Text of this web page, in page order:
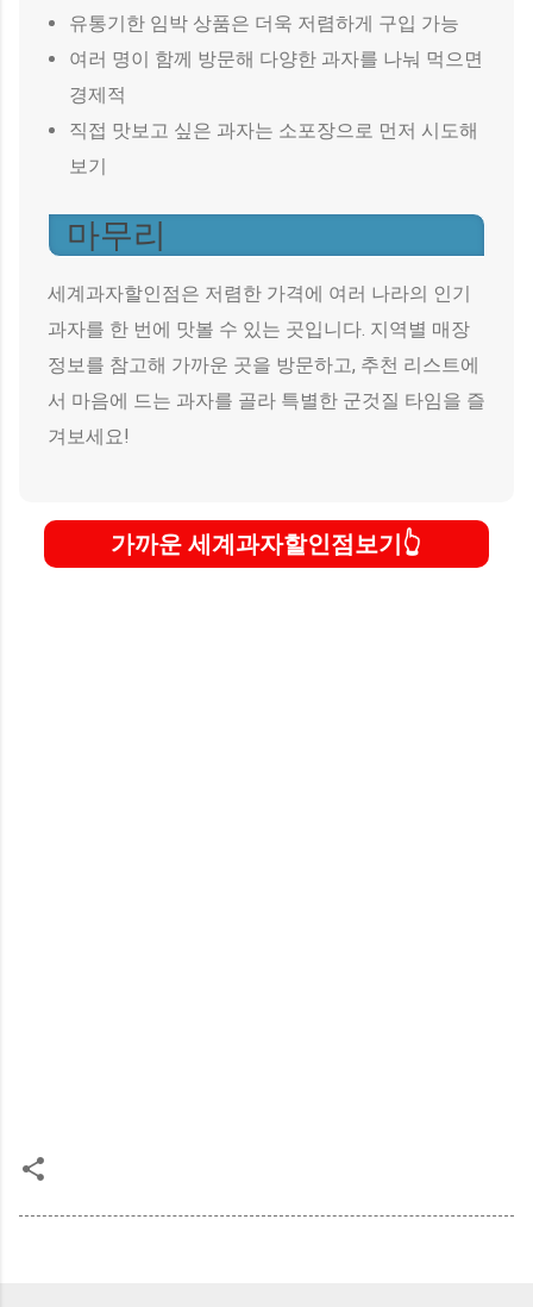
유통기한 임박 상품은 더욱 저렴하게 구입 가능
여러 명이 함께 방문해 다양한 과자를 나눠 먹으면
경제적
직접 맛보고 싶은 과자는 소포장으로 먼저 시도해
보기
마무리
세계과자할인점은 저렴한 가격에 여러 나라의 인기
과자를 한 번에 맛볼 수 있는 곳입니다. 지역별 매장
정보를 참고해 가까운 곳을 방문하고, 추천 리스트에
서 마음에 드는 과자를 골라 특별한 군것질 타임을 즐
겨보세요!
가까운 세계과자할인점보기